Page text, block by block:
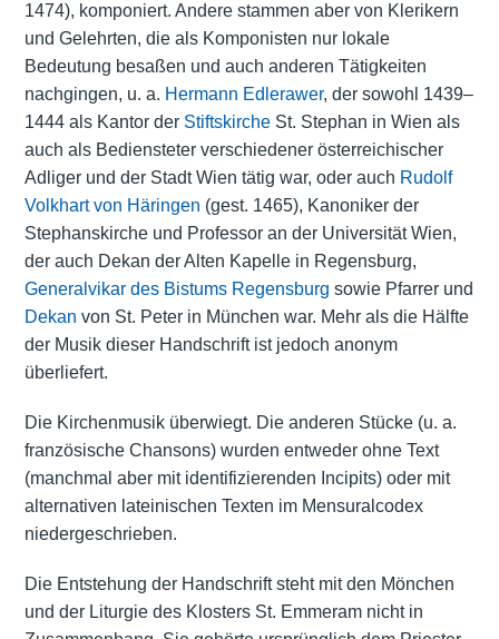
1474), komponiert. Andere stammen aber von Klerikern
und Gelehrten, die als Komponisten nur lokale
Bedeutung besaßen und auch anderen Tätigkeiten
nachgingen, u. a. Hermann Edlerawer, der sowohl 1439–
1444 als Kantor der StiftskircheSt. Stephan in Wien als
auch als Bediensteter verschiedener österreichischer
Adliger und der Stadt Wien tätig war, oder auch Rudolf
Volkhart von Häringen (gest. 1465), Kanoniker der
Stephanskirche und Professor an der Universität Wien,
der auch Dekan der Alten Kapelle in Regensburg,
Generalvikar des Bistums Regensburg sowie Pfarrer und
Dekan von St. Peter in München war. Mehr als die Hälfte
der Musik dieser Handschrift ist jedoch anonym
überliefert.
Die Kirchenmusik überwiegt. Die anderen Stücke (u. a.
französische Chansons) wurden entweder ohne Text
(manchmal aber mit identifizierenden Incipits) oder mit
alternativen lateinischen Texten im Mensuralcodex
niedergeschrieben.
Die Entstehung der Handschrift steht mit den Mönchen
und der Liturgie des Klosters St. Emmeram nicht in